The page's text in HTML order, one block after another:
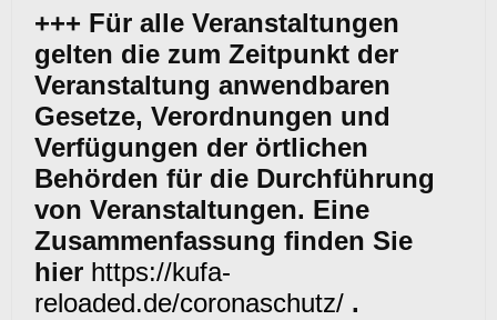
+++ Für alle Veranstaltungen
gelten die zum Zeitpunkt der
Veranstaltung anwendbaren
Gesetze, Verordnungen und
Verfügungen der örtlichen
Behörden für die Durchführung
von Veranstaltungen. Eine
Zusammenfassung finden Sie
hier https://kufa-
reloaded.de/coronaschutz/ .